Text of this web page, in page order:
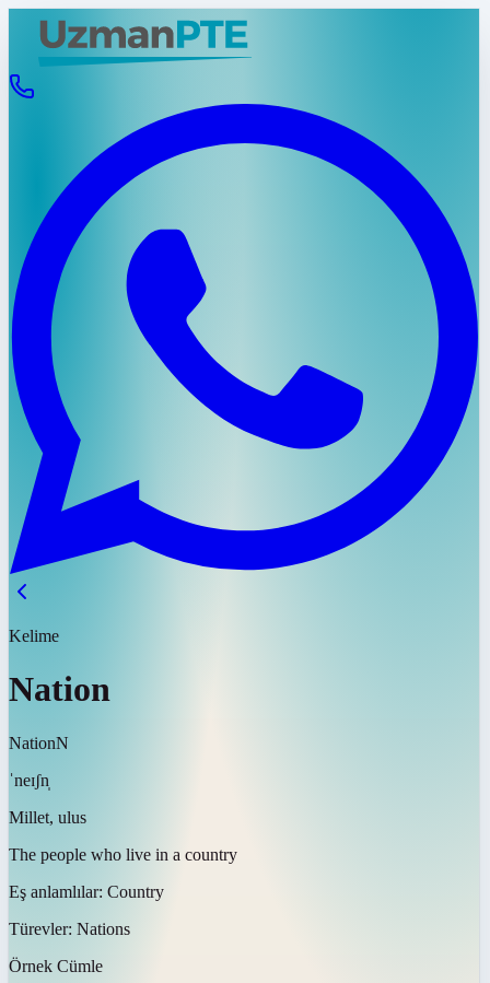
Kelime
Nation
NationN
ˈneɪʃn̩
Millet, ulus
The people who live in a country
Eş anlamlılar: Country
Türevler: Nations
Örnek Cümle